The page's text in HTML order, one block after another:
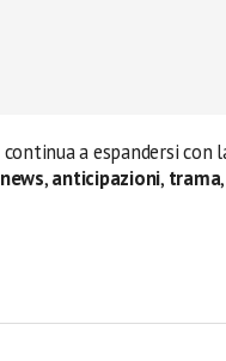
continua a espandersi con
news,anticipazioni, trama,